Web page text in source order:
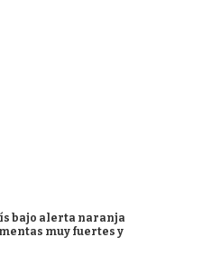
bajo alerta naranja
muy fuertes y